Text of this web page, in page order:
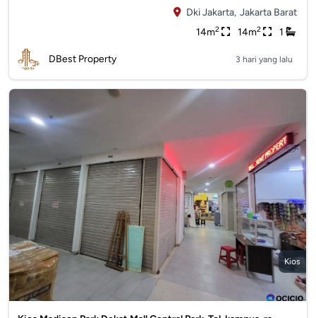
Dki Jakarta, Jakarta Barat
14m2 14m2 1
DBest Property 3 hari yang lalu
Kios